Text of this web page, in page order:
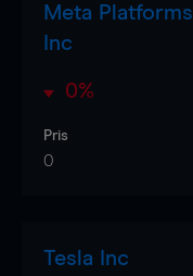
Meta Platforms
Inc
0%
Pris
0
Tesla Inc